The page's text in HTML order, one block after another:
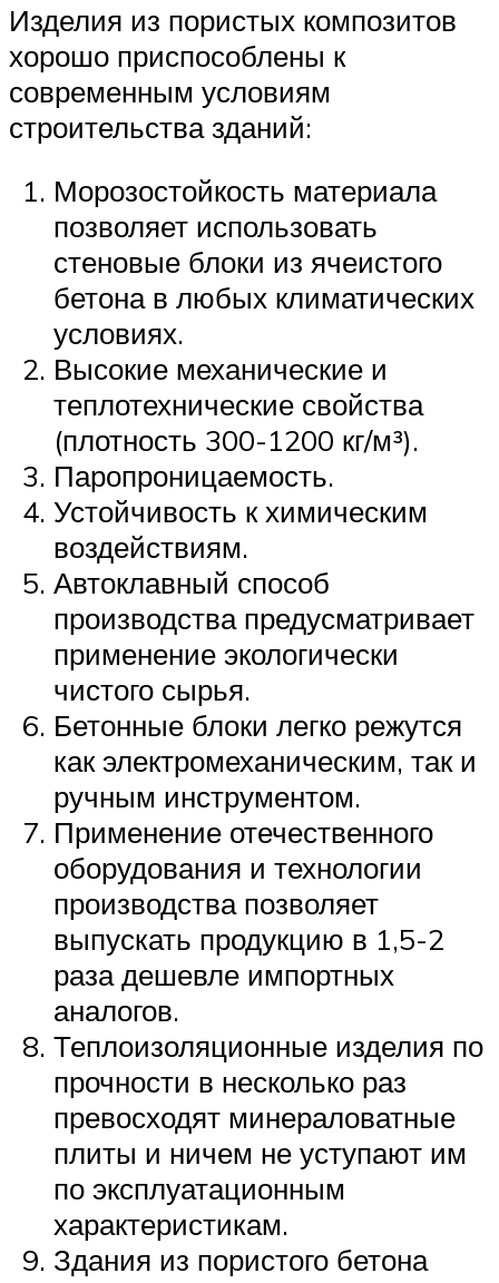
Изделия из пористых композитов
хорошо приспособлены к
современным условиям
строительства зданий:
Морозостойкость материала
позволяет использовать
стеновые блоки из ячеистого
бетона в любых климатических
условиях.
Высокие механические и
теплотехнические свойства
(плотность 300-1200 кг/м³).
Паропроницаемость.
Устойчивость к химическим
воздействиям.
Автоклавный способ
производства предусматривает
применение экологически
чистого сырья.
Бетонные блоки легко режутся
как электромеханическим, так и
ручным инструментом.
Применение отечественного
оборудования и технологии
производства позволяет
выпускать продукцию в 1,5-2
раза дешевле импортных
аналогов.
Теплоизоляционные изделия по
прочности в несколько раз
превосходят минераловатные
плиты и ничем не уступают им
по эксплуатационным
характеристикам.
Здания из пористого бетона